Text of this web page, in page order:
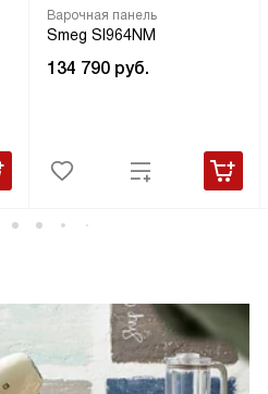
Варочная панель
Smeg SI964NM
134 790 руб.